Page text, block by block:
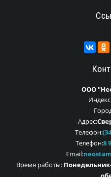
ООО
Адрес:
Телефон:
Телефон:8
Email:
Время работы: Понедельник-